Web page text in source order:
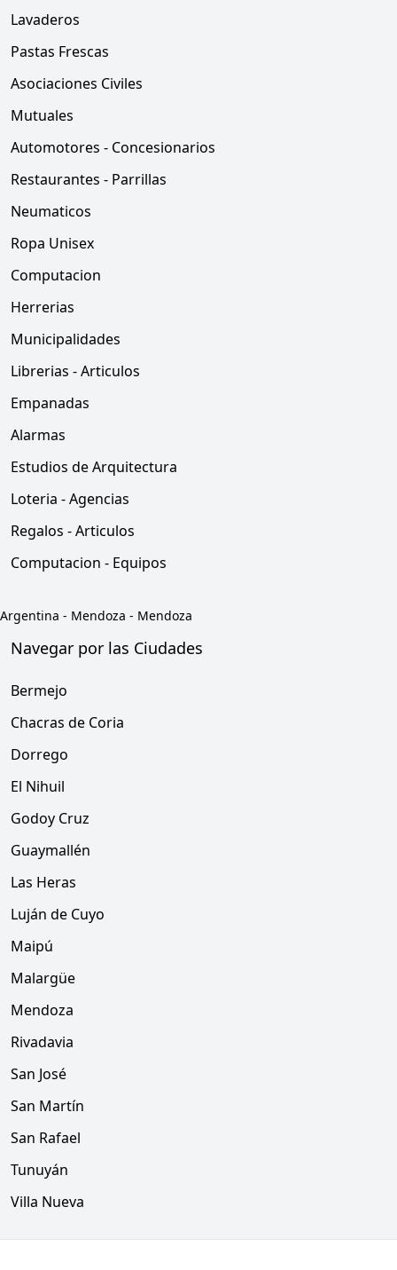
Lavaderos
Pastas Frescas
Asociaciones Civiles
Mutuales
Automotores - Concesionarios
Restaurantes - Parrillas
Neumaticos
Ropa Unisex
Computacion
Herrerias
Municipalidades
Librerias - Articulos
Empanadas
Alarmas
Estudios de Arquitectura
Loteria - Agencias
Regalos - Articulos
Computacion - Equipos
Argentina - Mendoza - Mendoza
Navegar por las Ciudades
Bermejo
Chacras de Coria
Dorrego
El Nihuil
Godoy Cruz
Guaymallén
Las Heras
Luján de Cuyo
Maipú
Malargüe
Mendoza
Rivadavia
San José
San Martín
San Rafael
Tunuyán
Villa Nueva